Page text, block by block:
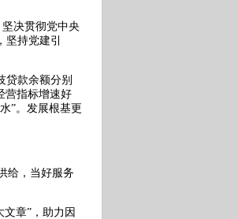
决贯彻党中央
持党建引
款余额分别
营指标增速好
”。发展根基更
给，当好服务
章”，助力因